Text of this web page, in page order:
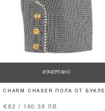
ИЗЧЕРПАНО
CHARM CHASER ПОЛА ОТ БУКЛЕ
€82 / 160.38 ЛВ.